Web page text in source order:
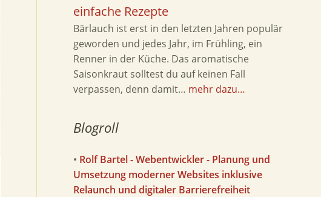
einfache Rezepte
Bärlauch ist erst in den letzten Jahren populär
geworden und jedes Jahr, im Frühling, ein
Renner in der Küche. Das aromatische
Saisonkraut solltest du auf keinen Fall
verpassen, denn damit… mehr dazu…
Blogroll
• Rolf Bartel - Webentwickler - Planung und
Umsetzung moderner Websites inklusive
Relaunch und digitaler Barrierefreiheit